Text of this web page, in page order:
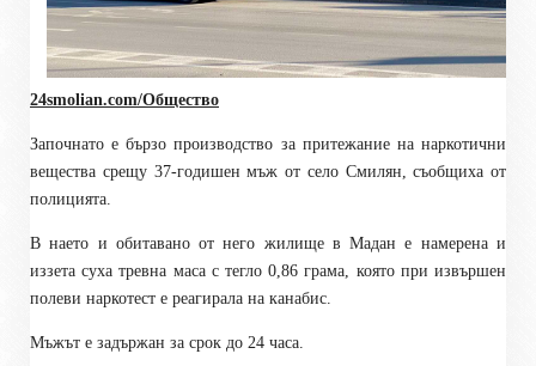
24smolian.com/Общество
Започнато е бързо производство за притежание на наркотични
вещества срещу 37-годишен мъж от село Смилян , съобщиха от
полицията
Внаето и обитавано от него жилищев Мадан е намерена и
иззета суха тревна маса с тегло 0,86 грама, която при извършен
полеви наркотест е реагирала на канабис.
Мъжът е задържан за срок до 24 часа.